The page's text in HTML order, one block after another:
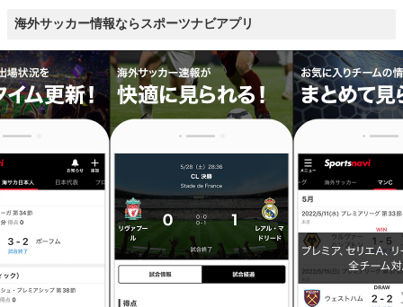
海外サッカー情報ならスポーツナビアプリ